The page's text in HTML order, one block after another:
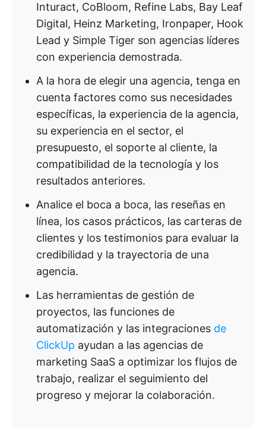
Inturact, CoBloom, Refine Labs, Bay Leaf
Digital, Heinz Marketing, Ironpaper, Hook
Lead y Simple Tiger son agencias líderes
con experiencia demostrada.
A la hora de elegir una agencia, tenga en
cuenta factores como sus necesidades
específicas, la experiencia de la agencia,
su experiencia en el sector, el
presupuesto, el soporte al cliente, la
compatibilidad de la tecnología y los
resultados anteriores.
Analice el boca a boca, las reseñas en
línea, los casos prácticos, las carteras de
clientes y los testimonios para evaluar la
credibilidad y la trayectoria de una
agencia.
Las herramientas de gestión de
proyectos, las funciones de
automatización y las integraciones de
ClickUp ayudan a las agencias de
marketing SaaS a optimizar los flujos de
trabajo, realizar el seguimiento del
progreso y mejorar la colaboración.